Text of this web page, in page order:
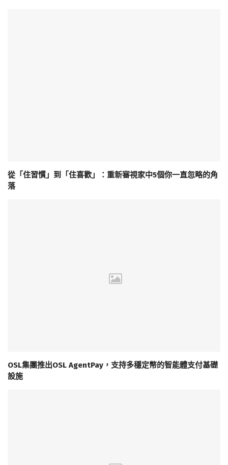
從「住習慣」到「住喜歡」：重新審視家中5個你一直忽略的角
落
OSL集團推出OSL AgentPay，支持多穩定幣的智能體支付基礎
設施